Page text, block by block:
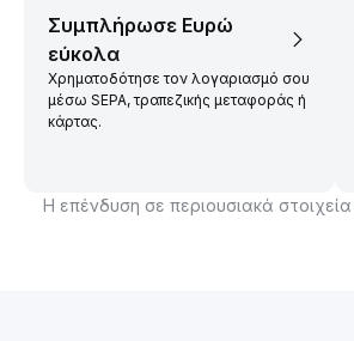
Συμπλήρωσε Ευρώ
εύκολα
Χρηματοδότησε τον λογαριασμό σου
μέσω SEPA, τραπεζικής μεταφοράς ή
κάρτας.
Η επένδυση σε περιουσιακά